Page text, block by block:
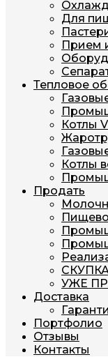
Для
Прием
Тепловое
Котлы
Котлы
Продать
УЖЕ
Доставка
Портфолио
Отзывы
Контакты